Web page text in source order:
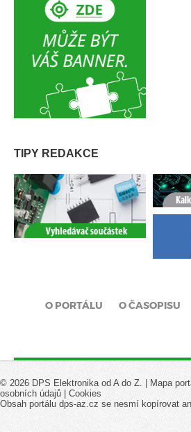
TIPY REDAKCE
O PORTÁLU O ČASOPISU
© 2026 DPS Elektronika od A do Z. | Mapa
osobních údajů
Cookies
Obsah portálu dps-az.cz se nesmí kopírovat